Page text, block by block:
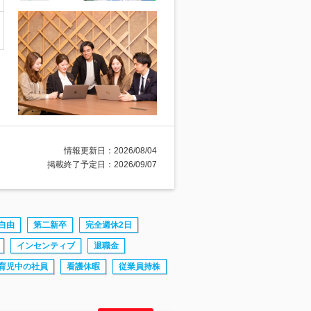
情報更新日：2026/08/04
掲載終了予定日：2026/09/07
由 第二新卒 完全週休2日
インセンティブ 退職金
児中の社員 看護休暇 従業員持株